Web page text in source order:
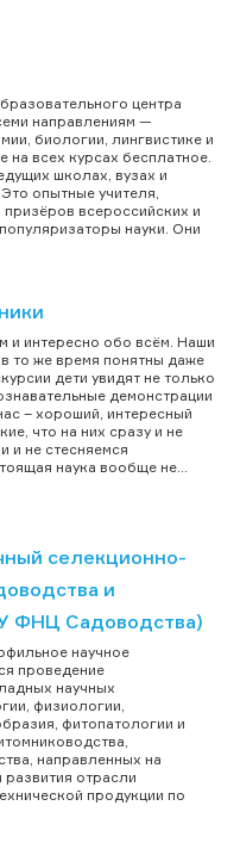
центра
направлениям —
биологии, лингвистике и
на всех курсах бесплатное.
школах, вузах и
опытные учителя,
всероссийских и
науки. Они
и интересно обо всём. Наши
то же время понятны даже
дети увидят не только
демонстрации
– хороший, интересный
что на них сразу и не
и не стесняемся
наука вообще не...
селекционно-
и
ФНЦ Садоводства)
научное
проведение
научных
физиологии,
фитопатологии и
направленных на
отрасли
продукции по